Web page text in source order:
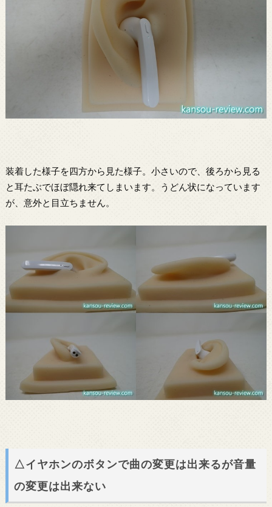
装着した様子を四方から見た様子。小さいので、後ろから見る
と耳たぶでほぼ隠れ来てしまいます。うどん状になっています
が、意外と目立ちません。
△イヤホンのボタンで曲の変更は出来るが音量
の変更は出来ない